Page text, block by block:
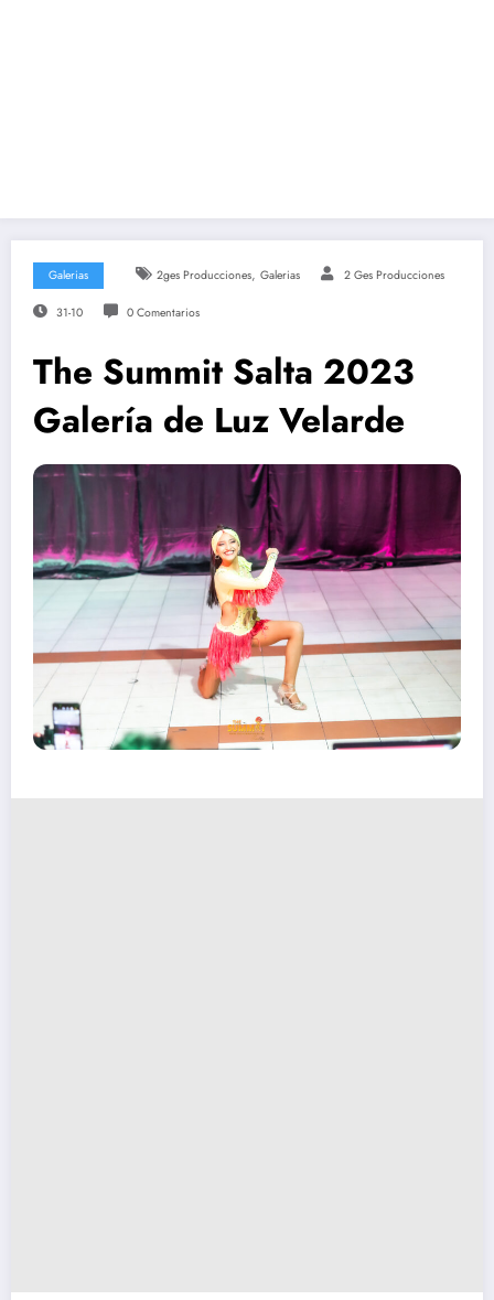
Galerias 2ges Producciones, Galerias 2 Ges Producciones
31-10 0 Comentarios
The Summit Salta 2023
Galería de Luz Velarde